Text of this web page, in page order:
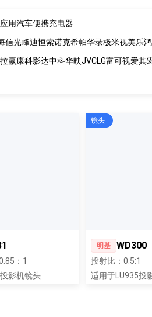
用汽车便携充电器
信光峰迪恒索诺克希帕华录极米视美乐
赢康科影达中科华映JVCLG富可视爱其
：1
影机镜头
明基 WD300
投射比：0.5:1
适用于LU935投
镜头